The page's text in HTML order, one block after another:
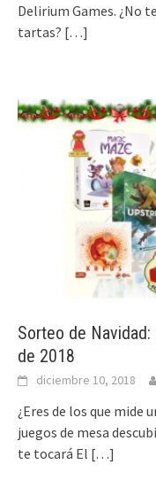
Delirium Games. ¿No
tartas? […]
Sorteo de
de 2018
diciembre 10, 2018
¿Eres de los que mide
juegos de mesa
te tocará El […]